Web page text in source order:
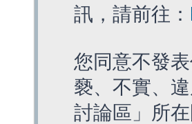
訊，請前往：
您同意不發
褻、不實、
討論區」所